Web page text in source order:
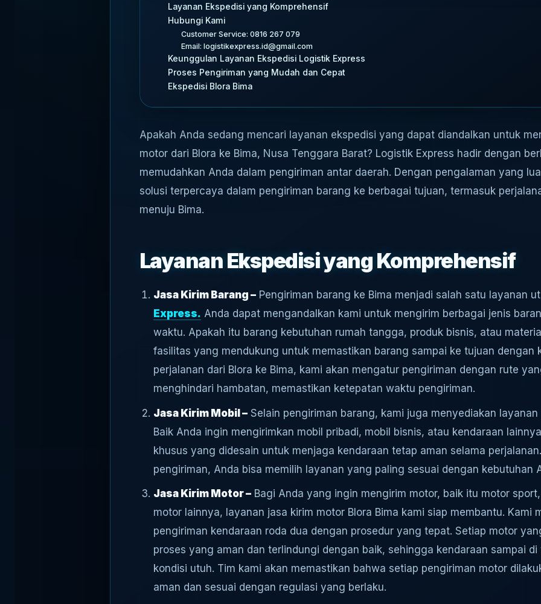
Layanan Ekspedisi yang Komprehensif
Hubungi Kami
Customer Service: 0816 267 079
Email: logistikexpress.id@gmail.com
Keunggulan Layanan Ekspedisi Logistik Express
Proses Pengiriman yang Mudah dan Cepat
Ekspedisi Blora Bima
Apakah Anda sedang mencari layanan ekspedisi yang dapat diandalkan untuk
motor dari Blora ke Bima, Nusa Tenggara Barat? Logistik Express hadir dengan
memudahkan Anda dalam pengiriman antar daerah. Dengan pengalaman yang
solusi terpercaya dalam pengiriman barang ke berbagai tujuan, termasuk
menuju Bima.
Layanan Ekspedisi yang Komprehensif
Jasa Kirim Barang –Pengiriman barang ke Bima menjadi salah satu layanan
Express. Anda dapat mengandalkan kami untuk mengirim berbagai jenis
waktu. Apakah itu barang kebutuhan rumah tangga, produk bisnis, atau
fasilitas yang mendukung untuk memastikan barang sampai ke tujuan dengan
perjalanan dari Blora ke Bima, kami akan mengatur pengiriman dengan rute
menghindari hambatan, memastikan ketepatan waktu pengiriman.
Jasa Kirim Mobil –Selain pengiriman barang, kami juga menyediakan layanan
Baik Anda ingin mengirimkan mobil pribadi, mobil bisnis, atau kendaraan
khusus yang didesain untuk menjaga kendaraan tetap aman selama
pengiriman, Anda bisa memilih layanan yang paling sesuai dengan kebutuhan
Jasa Kirim Motor –Bagi Anda yang ingin mengirim motor, baik itu motor
motor lainnya, layanan jasa kirim motor Blora Bima kami siap membantu. Kami
pengiriman kendaraan roda dua dengan prosedur yang tepat. Setiap motor
proses yang aman dan terlindungi dengan baik, sehingga kendaraan sampai
kondisi utuh. Tim kami akan memastikan bahwa setiap pengiriman motor
aman dan sesuai dengan regulasi yang berlaku.